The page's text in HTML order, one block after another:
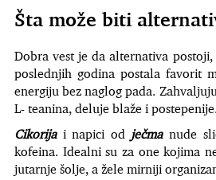
Šta može biti
Dobra vest je da alternativa
poslednjih godina postala favorit
energiju bez naglog pada.
L- teanina, deluje blaže i
Cikorija i napici od ječmanude
kofeina. Idealni su za one kojima
jutarnje šolje, a žele mirniji